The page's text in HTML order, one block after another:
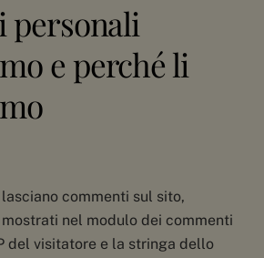
personali
e perché li
commenti sul sito,
nel modulo dei commenti
del visitatore e la stringa dello